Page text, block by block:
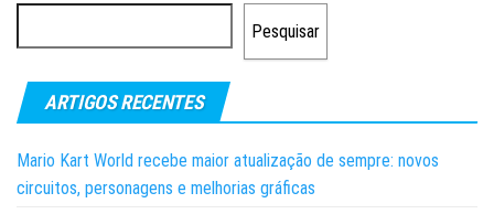
Pesquisar
ARTIGOS RECENTES
Mario Kart World recebe maior atualização de sempre: novos
circuitos, personagens e melhorias gráficas